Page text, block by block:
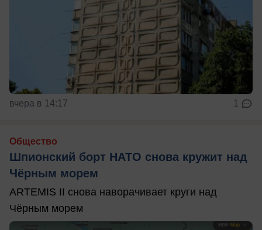
вчера в 14:17 1
Общество
Шпионский борт НАТО снова кружит над
Чёрным морем
ARTEMIS II снова наворачивает круги над
Чёрным морем